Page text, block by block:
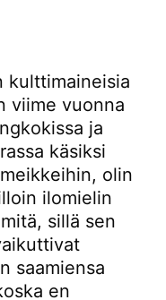
kulttimaineisia
viime vuonna
ja
käsiksi
olin
ilomielin
sillä sen
saamiensa
en